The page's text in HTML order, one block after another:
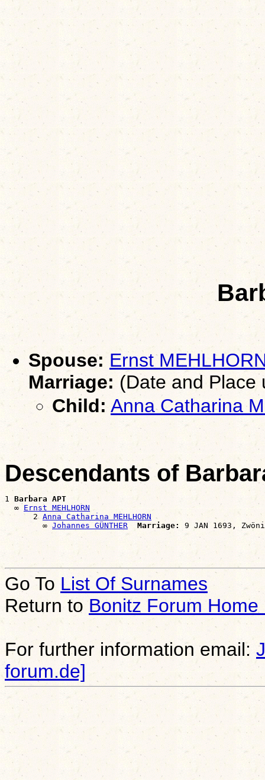
Spouse: Ernst
Marriage: (Date and Place
Child:Anna Catharina
Descendants of
1 Barbara APT
  ∞
Ernst MEHLHORN
      2
Anna Catharina MEHLHORN
        ∞
Johannes GÜNTHER Marriage:
Go To List Of Surnames
Return toBonitz Forum Home
For further information email:
forum.de]